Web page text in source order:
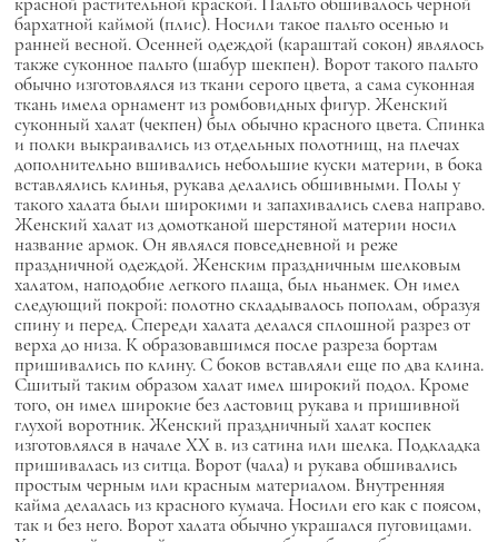
бархатной каймой (плис). Носили такое пальто осенью и
ранней весной. Осенней одеждой (караштай сокон) являлось
также суконное пальто (шабур шекпен). Ворот такого пальто
обычно изготовлялся из ткани серого цвета, а сама суконная
ткань имела орнамент из ромбовидных фигур. Женский
суконный халат (чекпен) был обычно красного цвета. Спинка
и полки выкраивались из отдельных полотнищ, на плечах
дополнительно вшивались небольшие куски материи, в бока
вставлялись клинья, рукава делались обшивными. Полы у
такого халата были широкими и запахивались слева направо.
Женский халат из домотканой шерстяной материи носил
название армок. Он являлся повседневной и реже
праздничной одеждой. Женским праздничным шелковым
халатом, наподобие легкого плаща, был ньанмек. Он имел
следующий покрой: полотно складывалось пополам, образуя
спину и перед. Спереди халата делался сплошной разрез от
верха до низа. К образовавшимся после разреза бортам
пришивались по клину. С боков вставляли еще по два клина.
Сшитый таким образом халат имел широкий подол. Кроме
того, он имел широкие без ластовиц рукава и пришивной
глухой воротник. Женский праздничный халат коспек
изготовлялся в начале XX в. из сатина или шелка. Подкладка
пришивалась из ситца. Ворот (чала) и рукава обшивались
простым черным или красным материалом. Внутренняя
кайма делалась из красного кумача. Носили его как с поясом,
так и без него. Ворот халата обычно украшался пуговицами.